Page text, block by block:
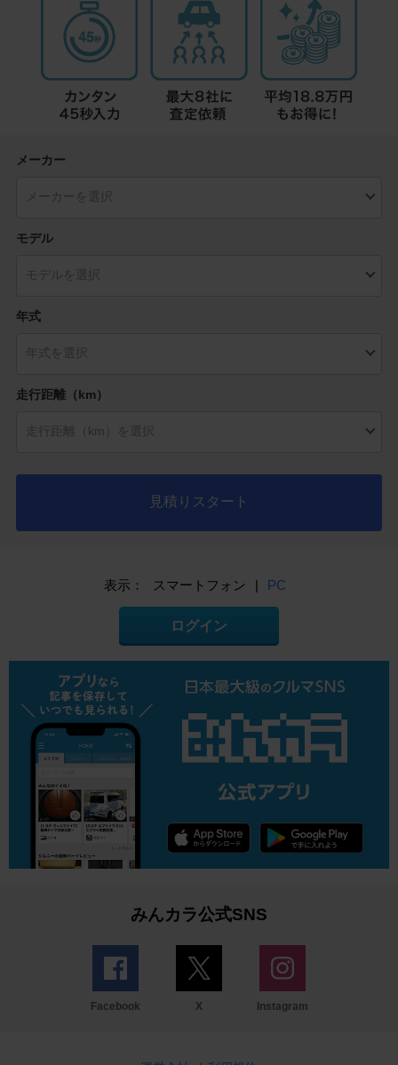
メーカー
モデル
年式
走行距離（km）
見積りスタート
表示： スマートフォン | PC
ログイン
みんカラ公式SNS
Facebook X Instagram